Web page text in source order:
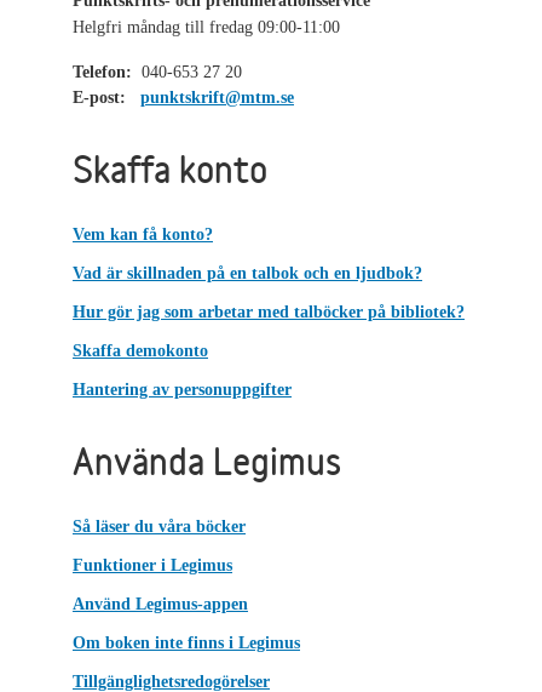
Helgfri måndag till fredag 09:00-11:00
Telefon: 040-653 27 20
E-post:
punktskrift@mtm.se
Skaffa konto
Vem kan få konto?
Vad är skillnaden på en talbok och en ljudbok?
Hur gör jag som arbetar med talböcker på bibliotek?
Skaffa demokonto
Hantering av personuppgifter
Använda Legimus
Så läser du våra böcker
Funktioner i Legimus
Använd Legimus-appen
Om boken inte finns i Legimus
Tillgänglighetsredogörelser